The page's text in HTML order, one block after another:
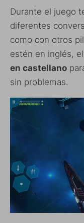
Durante el juego
diferentes
como con otros
estén en inglés,
en castellano
sin problemas.